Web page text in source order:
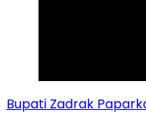
Bupati Zadrak